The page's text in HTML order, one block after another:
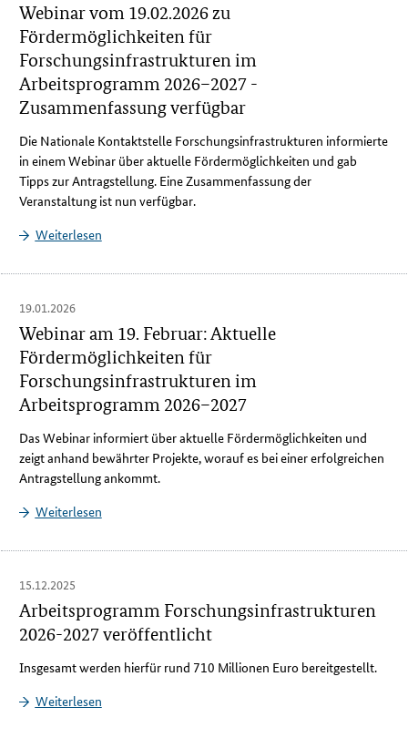
Webinar vom 19.02.2026 zu
Fördermöglichkeiten für
Forschungsinfrastrukturen im
Arbeitsprogramm 2026–2027 -
Zusammenfassung verfügbar
Die Nationale Kontaktstelle Forschungsinfrastrukturen informierte
in einem Webinar über aktuelle Fördermöglichkeiten und gab
Tipps zur Antragstellung. Eine Zusammenfassung der
Veranstaltung ist nun verfügbar.
Weiterlesen
19.01.2026
Webinar am 19. Februar: Aktuelle
Fördermöglichkeiten für
Forschungsinfrastrukturen im
Arbeitsprogramm 2026–2027
Das Webinar informiert über aktuelle Fördermöglichkeiten und
zeigt anhand bewährter Projekte, worauf es bei einer erfolgreichen
Antragstellung ankommt.
Weiterlesen
15.12.2025
Arbeitsprogramm Forschungsinfrastrukturen
2026-2027 veröffentlicht
Insgesamt werden hierfür rund 710 Millionen Euro bereitgestellt.
Weiterlesen